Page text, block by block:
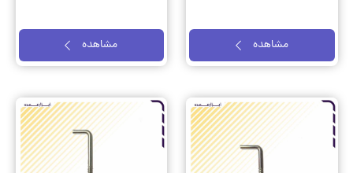
مشاهده مشاهده